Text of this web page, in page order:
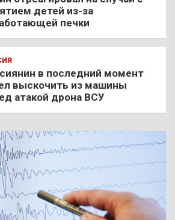
детей из-за
печки
в последний момент
выскочить из машины
атакой дрона ВСУ